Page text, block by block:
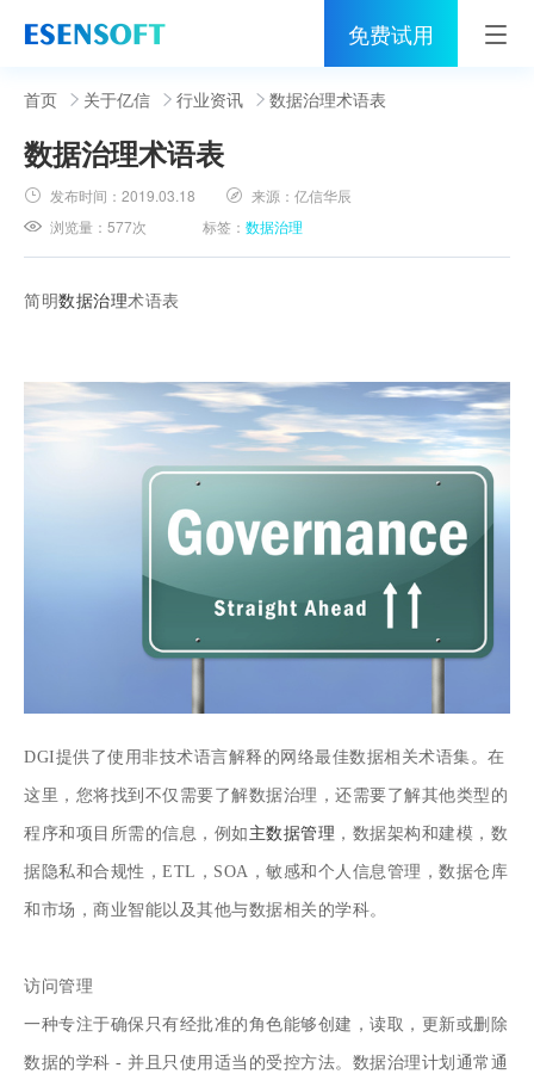
免费试用
首页
睿治
解决方案
伙伴
服务
关于亿信
400-0011-866
首页 关于亿信 行业资讯 数据治理术语表
数据治理术语表
发布时间：2019.03.18 来源：亿信华辰
浏览量：577次 标签：数据治理
简明数据治理术语表
DGI提供了使用非技术语言解释的网络最佳数据相关术语集。在
这里，您将找到不仅需要了解数据治理，还需要了解其他类型的
程序和项目所需的信息，例如 主数据管理 ，数据架构和建模，数
据隐私和合规性，ETL，SOA，敏感和个人信息管理，数据仓库
和市场，商业智能以及其他与数据相关的学科。
访问管理
一种专注于确保只有经批准的角色能够创建，读取，更新或删除
数据的学科 - 并且只使用适当的受控方法。数据治理计划通常通